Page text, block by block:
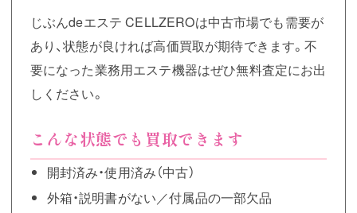
じぶんdeエステ CELLZEROは中古市場でも需要が
あり、状態が良ければ高価買取が期待できます。不
要になった業務用エステ機器はぜひ無料査定にお出
しください。
こんな状態でも買取できます
開封済み・使用済み（中古）
外箱・説明書がない／付属品の一部欠品